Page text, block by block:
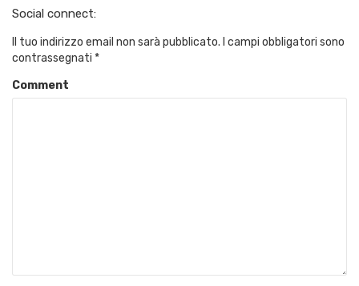
Social connect:
Il tuo indirizzo email non sarà pubblicato. I campi obbligatori sono
contrassegnati *
Comment